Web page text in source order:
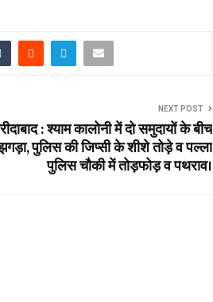
NEXT POST
: श्याम कालोनी में दो समुदायों के बीच
पुलिस की जिप्सी के शीशे तोड़े व पल्ला
पुलिस चौकी में तोड़फोड़ व पथराव।